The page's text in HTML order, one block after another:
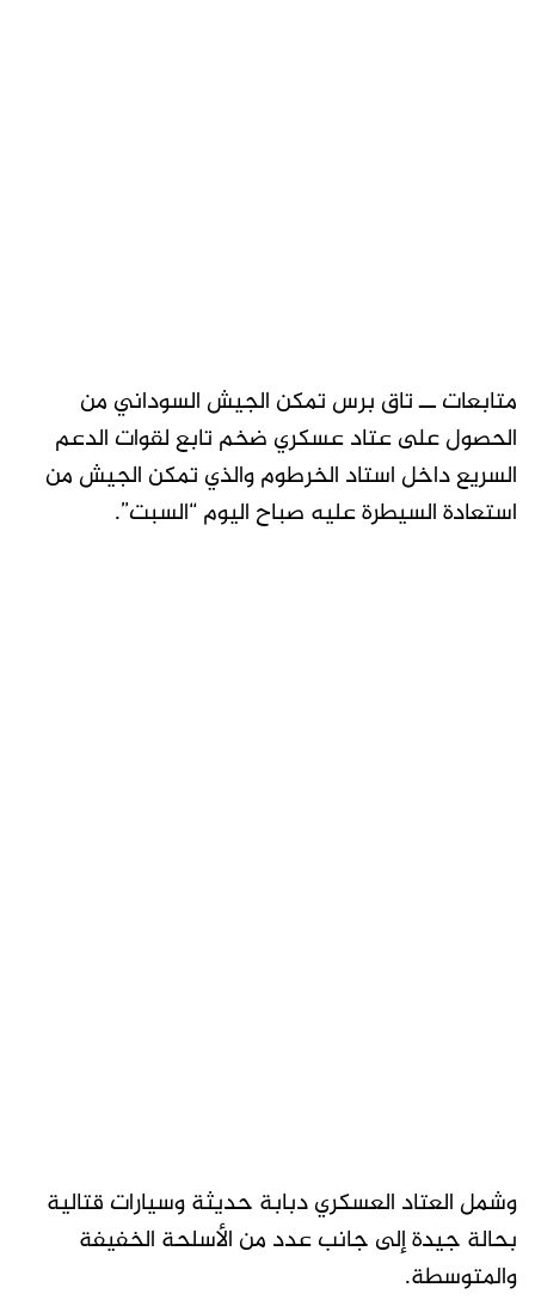
متابعات ــ تاق برس تمكن الجيش السوداني من
الحصول على عتاد عسكري ضخم تابع لقوات الدعم
السريع داخل استاد الخرطوم والذي تمكن الجيش من
استعادة السيطرة عليه صباح اليوم “السبت”.
وشمل العتاد العسكري دبابة حديثة وسيارات قتالية
بحالة جيدة إلى جانب عدد من الأسلحة الخفيفة
والمتوسطة.